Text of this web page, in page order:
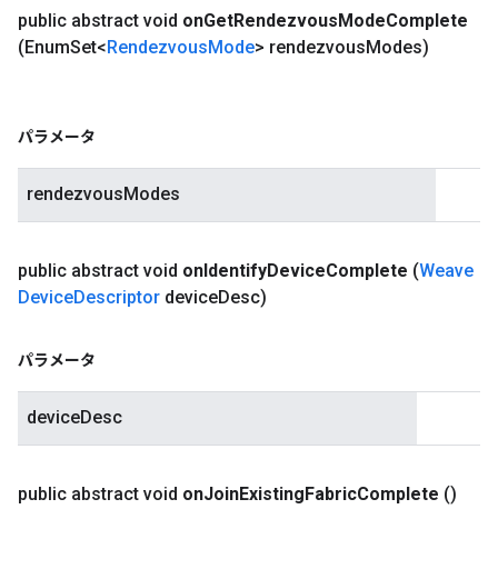
public abstract void onGetRendezvousModeComplete
(EnumSet<RendezvousMode> rendezvousModes)
パラメータ
rendezvousModes
public abstract void onIdentifyDeviceComplete (Weave
DeviceDescriptor deviceDesc)
パラメータ
deviceDesc
public abstract void onJoinExistingFabricComplete ()